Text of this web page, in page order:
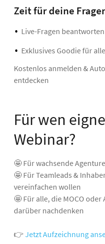
Zeit für deine
Live-Fragen beantworten
Exklusives Goodie für
Kostenlos anmelden &
entdecken
Für wen
Webinar?
🤩 Für wachsende
🤩 Für Teamleads &
vereinfachen wollen
🤩 Für alle, die MOCO oder
darüber nachdenken
👉 Jetzt Aufzeichnung